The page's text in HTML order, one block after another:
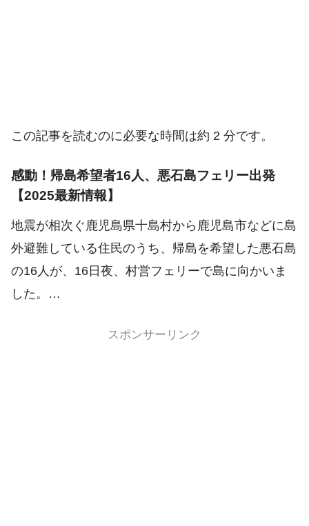
この記事を読むのに必要な時間は約 2 分です。
感動！帰島希望者16人、悪石島フェリー出発
【2025最新情報】
地震が相次ぐ鹿児島県十島村から鹿児島市などに島
外避難している住民のうち、帰島を希望した悪石島
の16人が、16日夜、村営フェリーで島に向かいま
した。…
スポンサーリンク